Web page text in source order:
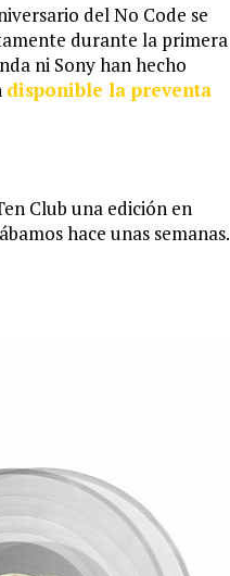
del No Code se
durante la primera
ni Sony han hecho
disponible la preventa
Club una edición en
hace unas semanas.